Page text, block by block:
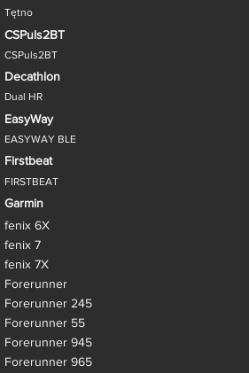
Tętno
CSPuls2BT
CSPuls2BT
Decathlon
Dual HR
EasyWay
EASYWAY BLE
Firstbeat
FIRSTBEAT
Garmin
fenix 6X
fenix 7
fenix 7X
Forerunner
Forerunner 245
Forerunner 55
Forerunner 945
Forerunner 965